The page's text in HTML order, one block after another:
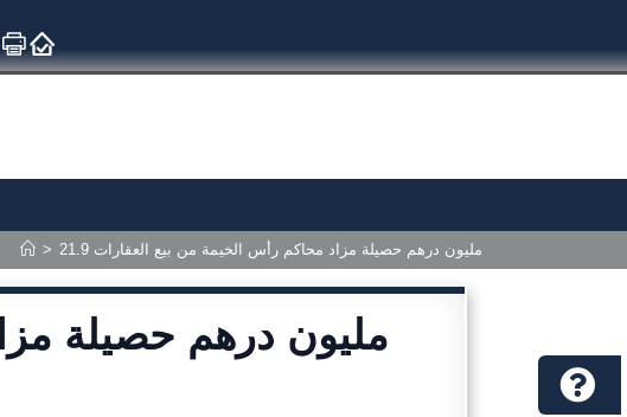
> 21.9 مليون درهم حصيلة مزاد محاكم رأس الخيمة من بيع العقارات